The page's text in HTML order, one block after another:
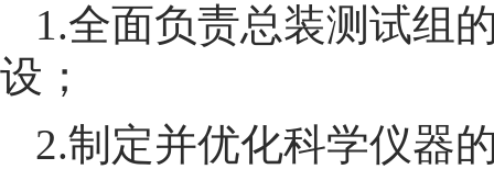
1.全面负责总装测试组
设；
2.制定并优化科学仪器